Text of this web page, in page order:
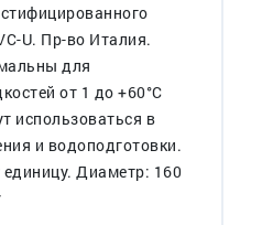
U. Пр-во Италия.
для
от 1 до +60°C
использоваться в
и водоподготовки.
Диаметр: 160